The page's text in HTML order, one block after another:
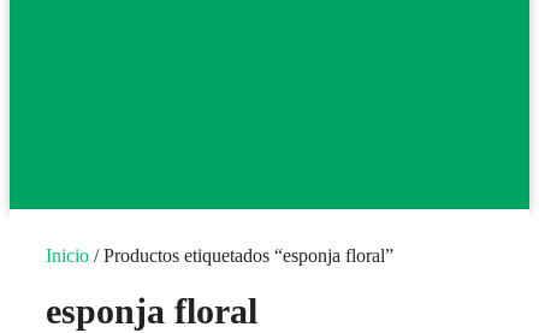
Inicio / Productos etiquetados “esponja floral”
esponja floral